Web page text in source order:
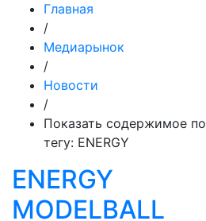
Главная
/
Медиарынок
/
Новости
/
Показать содержимое по
тегу: ENERGY
ENERGY
MODELBALL